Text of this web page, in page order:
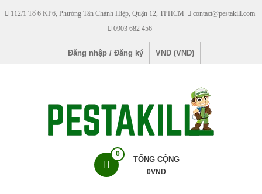
Skip112/1 Tổ 6 KP6, Phường Tân Chánh Hiệp, Quận 12, TPHCM
contact@pestakill.com
0903 682 456
Đăng nhập / Đăng ký VND (VND)
0
TỔNG CỘNG
0VND